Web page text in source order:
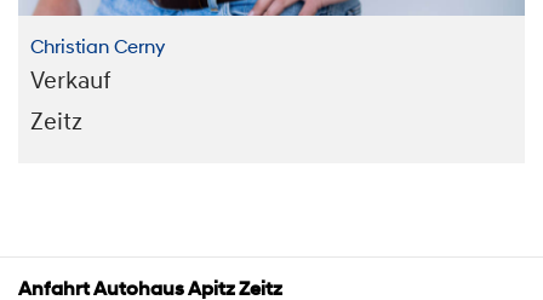
Christian Cerny
Verkauf
Zeitz
Anfahrt Autohaus Apitz Zeitz